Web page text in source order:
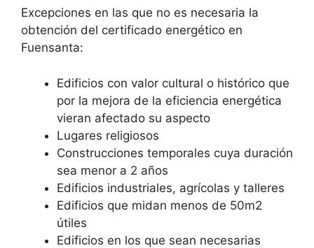
Excepciones en las que no es necesaria la
obtención del certificado energético en
Fuensanta:
Edificios con valor cultural o histórico que
por la mejora de la eficiencia energética
vieran afectado su aspecto
Lugares religiosos
Construcciones temporales cuya duración
sea menor a 2 años
Edificios industriales, agrícolas y talleres
Edificios que midan menos de 50m2
útiles
Edificios en los que sean necesarias